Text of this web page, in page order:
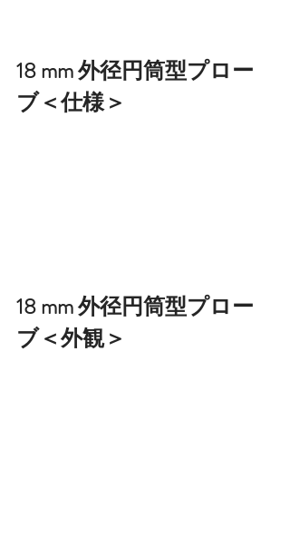
18 mm 外径円筒型プロー
ブ＜仕様＞
18 mm 外径円筒型プロー
ブ＜外観＞